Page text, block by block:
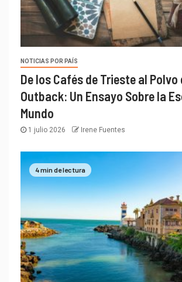
NOTICIAS POR PAÍS
De los Cafés de Trieste al Polvo
Outback: Un Ensayo Sobre la
Mundo
1 julio 2026 Irene Fuentes
4 min de lectura